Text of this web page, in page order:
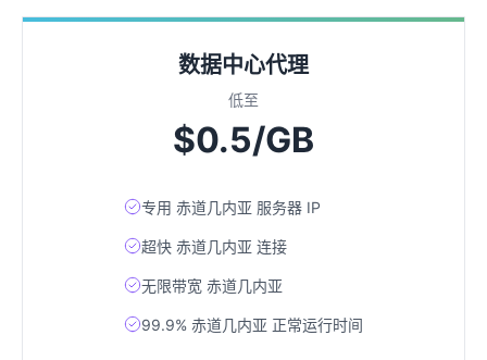
数据中心代理
低至
$0.5/GB
专用 赤道几内亚 服务器 IP
超快 赤道几内亚 连接
无限带宽 赤道几内亚
99.9% 赤道几内亚 正常运行时间